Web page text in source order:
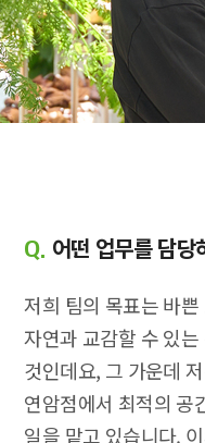
Q. 어떤 업무를 담당
저희 팀의 목표는 바
자연과 교감할 수 있
것인데요, 그 가운데
연암점에서 최적의 공
일을 맡고 있습니다.